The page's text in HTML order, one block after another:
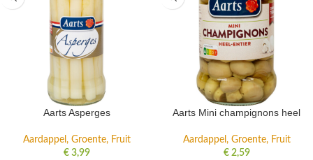
Aarts Asperges
Aardappel, Groente, Fruit
€3,99
Aarts Mini champignons heel
Aardappel, Groente, Fruit
€2,59